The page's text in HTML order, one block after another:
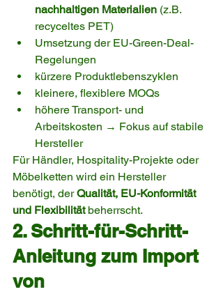
nachhaltigen Materialien (z.B.
recyceltes PET)
Umsetzung der EU-Green-Deal-
Regelungen
kürzere Produktlebenszyklen
kleinere, flexiblere MOQs
höhere Transport- und
Arbeitskosten → Fokus auf stabile
Hersteller
Für Händler, Hospitality-Projekte oder
Möbelketten wird ein Hersteller
benötigt, der Qualität, EU-Konformität
und Flexibilität beherrscht.
2. Schritt-für-Schritt-
Anleitung zum Import
von